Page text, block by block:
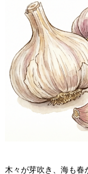
画像生
木々が芽吹き、海も春